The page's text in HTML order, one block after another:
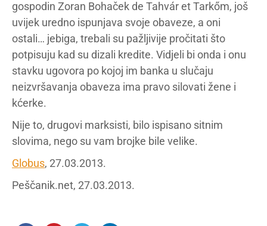
gospodin Zoran Bohaček de Tahvár et Tarkőm, još
uvijek uredno ispunjava svoje obaveze, a oni
ostali… jebiga, trebali su pažljivije pročitati što
potpisuju kad su dizali kredite. Vidjeli bi onda i onu
stavku ugovora po kojoj im banka u slučaju
neizvršavanja obaveza ima pravo silovati žene i
kćerke.
Nije to, drugovi marksisti, bilo ispisano sitnim
slovima, nego su vam brojke bile velike.
Globus, 27.03.2013.
Peščanik.net, 27.03.2013.